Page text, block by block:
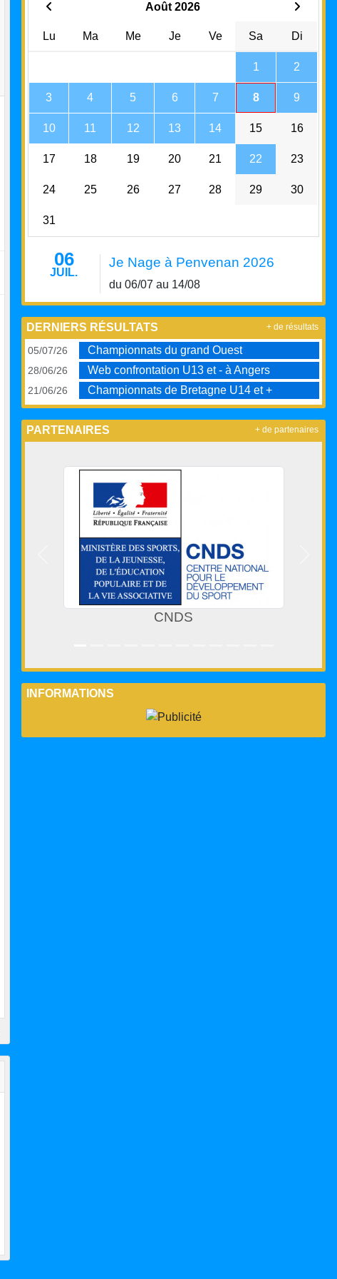
Août 2026
Lu Ma Me Je Ve Sa Di
1 2
3 4 5 6 7 8 9
10 11 12 13 14 15 16
17 18 19 20 21 22 23
24 25 26 27 28 29 30
31
06
JUIL.
Je Nage à Penvenan 2026
du 06/07 au 14/08
DERNIERS RÉSULTATS
05/07/26 Championnats du grand Ouest
28/06/26 Web confrontation U13 et - à Angers
21/06/26 Championnats de Bretagne U14 et +
+ de résultats
PARTENAIRES
CNDS
+ de partenaires
INFORMATIONS